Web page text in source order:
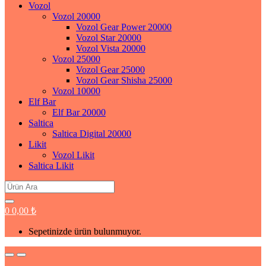
Vozol
Vozol 20000
Vozol Gear Power 20000
Vozol Star 20000
Vozol Vista 20000
Vozol 25000
Vozol Gear 25000
Vozol Gear Shisha 25000
Vozol 10000
Elf Bar
Elf Bar 20000
Saltica
Saltica Digital 20000
Likit
Vozol Likit
Saltica Likit
Search
for:
0 0,00 ₺
Sepetinizde ürün bulunmuyor.